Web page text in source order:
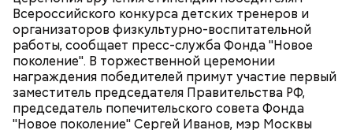
Всероссийского конкурса детских тренеров и
организаторов физкультурно-воспитательной
работы, сообщает пресс-служба Фонда "Новое
поколение". В торжественной церемонии
награждения победителей примут участие первый
заместитель председателя Правительства РФ,
председатель попечительского совета Фонда
"Новое поколение" Сергей Иванов, мэр Москвы